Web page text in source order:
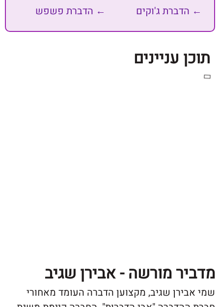
ג'וקים
← הדברת פשפש
עניינים
מורשה - אבירן שגיב
שגיב, מקצוען הדברה העומד מאחורי